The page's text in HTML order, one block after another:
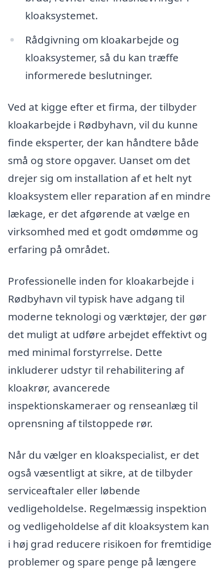
kloaksystemet.
Rådgivning om kloakarbejde og
kloaksystemer, så du kan træffe
informerede beslutninger.
Ved at kigge efter et firma, der tilbyder
kloakarbejde i Rødbyhavn, vil du kunne
finde eksperter, der kan håndtere både
små og store opgaver. Uanset om det
drejer sig om installation af et helt nyt
kloaksystem eller reparation af en mindre
lækage, er det afgørende at vælge en
virksomhed med et godt omdømme og
erfaring på området.
Professionelle inden for kloakarbejde i
Rødbyhavn vil typisk have adgang til
moderne teknologi og værktøjer, der gør
det muligt at udføre arbejdet effektivt og
med minimal forstyrrelse. Dette
inkluderer udstyr til rehabilitering af
kloakrør, avancerede
inspektionskameraer og renseanlæg til
oprensning af tilstoppede rør.
Når du vælger en kloakspecialist, er det
også væsentligt at sikre, at de tilbyder
serviceaftaler eller løbende
vedligeholdelse. Regelmæssig inspektion
og vedligeholdelse af dit kloaksystem kan
i høj grad reducere risikoen for fremtidige
problemer og spare penge på længere